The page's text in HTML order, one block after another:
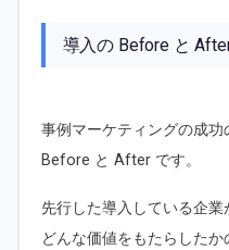
導入の Before と
事例マーケティングの成
Before と After です。
先行した導入している企業
どんな価値をもたらした